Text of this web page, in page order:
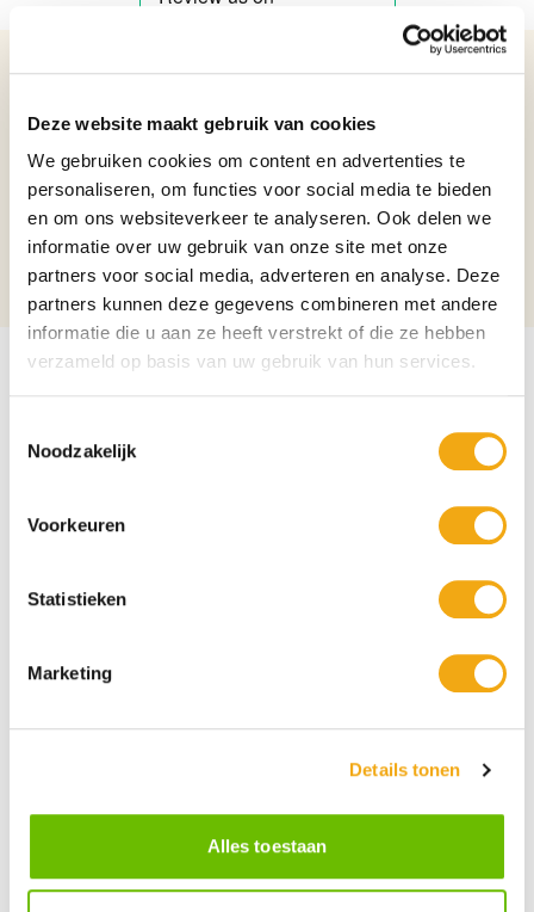
Deze website maakt gebruik van cookies
We gebruiken cookies om content en advertenties te
personaliseren, om functies voor social media te bieden
en om ons websiteverkeer te analyseren. Ook delen we
informatie over uw gebruik van onze site met onze
partners voor social media, adverteren en analyse. Deze
partners kunnen deze gegevens combineren met andere
informatie die u aan ze heeft verstrekt of die ze hebben
verzameld op basis van uw gebruik van hun services.
Noodzakelijk
Voorkeuren
Statistieken
Marketing
Details tonen
Alles toestaan
Details over het product
Blikken model van een Tractor - Lengte 26.1 cm
Bruto gewicht: 1.6 kg
Hoogte: 16,5 cm
Breedte: 15,2 cm
Lengte: 26,1 cm
Formaat beelden Beelden van 15 t/m 35 cm
Maandag t/m vrijdag van 09.00 tot 16.00 staat onze
Kunst voor iedereen